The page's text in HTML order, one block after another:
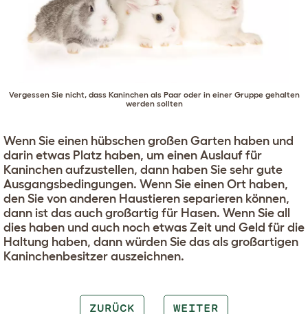
Vergessen Sie nicht, dass Kaninchen als Paar oder in einer Gruppe gehalten
werden sollten
Wenn Sie einen hübschen großen Garten haben und
darin etwas Platz haben, um einen Auslauf für
Kaninchen aufzustellen, dann haben Sie sehr gute
Ausgangsbedingungen. Wenn Sie einen Ort haben,
den Sie von anderen Haustieren separieren können,
dann ist das auch großartig für Hasen. Wenn Sie all
dies haben und auch noch etwas Zeit und Geld für die
Haltung haben, dann würden Sie das als großartigen
Kaninchenbesitzer auszeichnen.
ZURÜCK WEITER